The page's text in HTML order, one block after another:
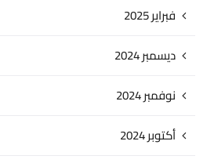
فبراير 2025
ديسمبر 2024
نوفمبر 2024
أكتوبر 2024